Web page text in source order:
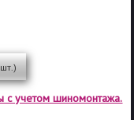
с учетом шиномонтажа.